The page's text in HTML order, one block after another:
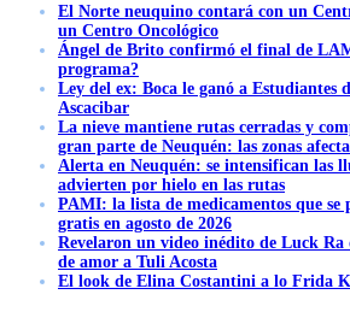
El Norte neuquino contará con un
un Centro Oncológico
Ángel de Brito confirmó el final de
programa?
Ley del ex: Boca le ganó a Estudiantes
Ascacibar
La nieve mantiene rutas cerradas y
gran parte de Neuquén: las zonas
Alerta en Neuquén: se intensifican las
advierten por hielo en las rutas
PAMI: la lista de medicamentos que se
gratis en agosto de 2026
Revelaron un video inédito de Luck Ra
de amor a Tuli Acosta
El look de Elina Costantini a lo Frida